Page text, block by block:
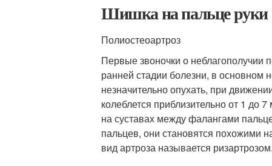
Шишка на пальце
Полиостеоартроз
Первые звоночки о неблагополучии
ранней стадии болезни, в
незначительно опухать, при
колеблется приблизительно от 1 до
на суставах между фалангами
пальцев, они становятся похожими
вид артроза называется ризартрозом.